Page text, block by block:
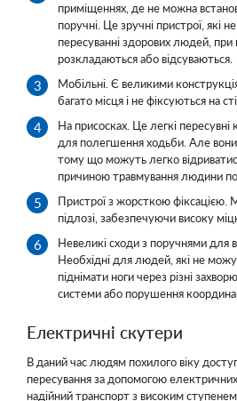
приміщеннях, де не можна
поручні. Це зручні пристрої, які
пересуванні здорових людей, при
розкладаються або відсуваються.
Мобільні. Є великими
багато місця і не фіксуються на
На присосках. Це легкі пересувні
для полегшення ходьби. Але вони
тому що можуть легко
причиною травмування людини
Пристрої з жорсткою фіксацією.
підлозі, забезпечуючи високу
Невеликі сходи з поручнями для
Необхідні для людей, які не
піднімати ноги через різні
системи або порушення
Електричні скутери
В даний час людям похилого віку
пересування за допомогою
надійний транспорт з високим ступенем